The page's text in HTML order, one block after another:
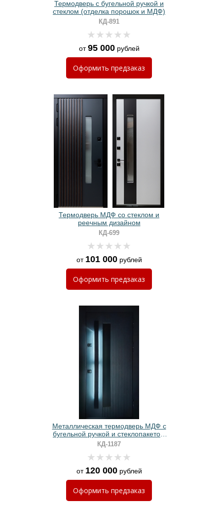
Термодверь с бугельной ручкой и
стеклом (отделка порошок и МДФ)
КД-891
от95 000рублей
Оформить предзаказ
Термодверь МДФ со стеклом и
реечным дизайном
КД-699
от 101 000рублей
Оформить предзаказ
Металлическая термодверь МДФ с
бугельной ручкой и стеклопакетом
(открытие от электронного
импульса)
КД-1187
от 120 000рублей
Оформить предзаказ